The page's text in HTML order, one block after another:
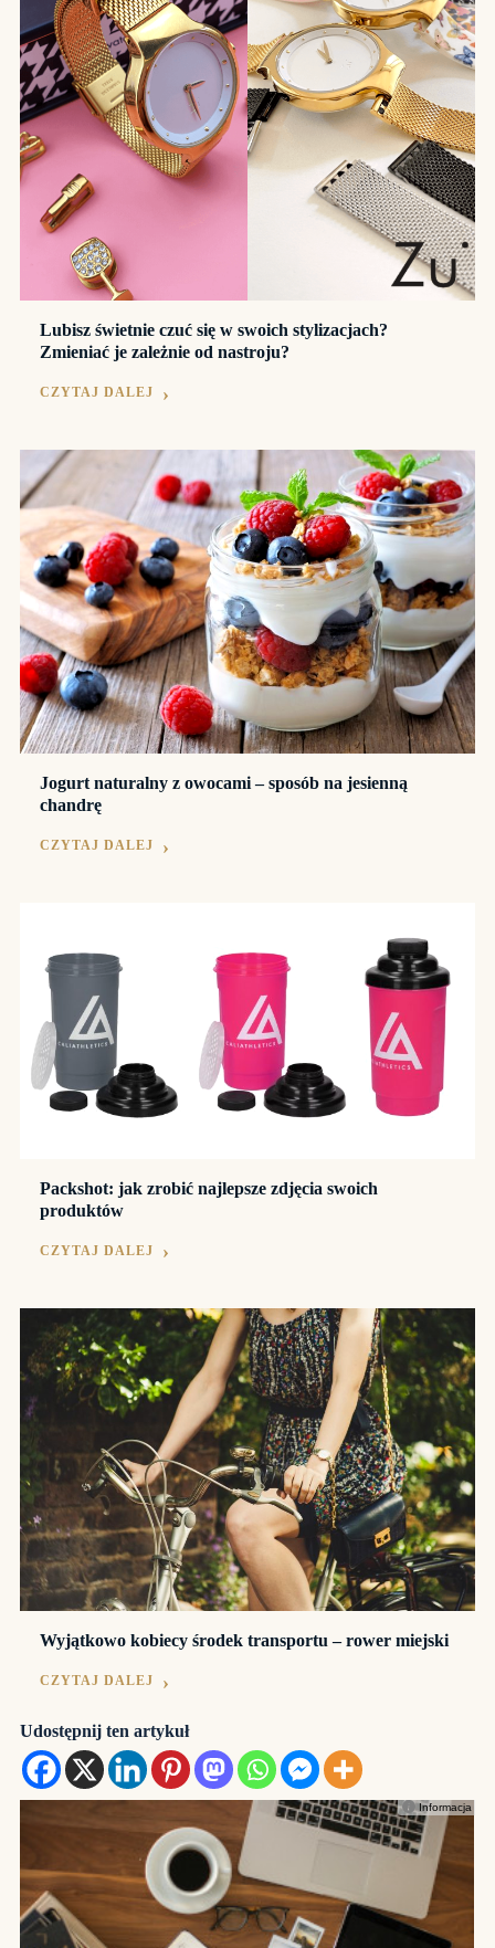
Lubisz świetnie czuć się w swoich stylizacjach?
Zmieniać je zależnie od nastroju?
CZYTAJ DALEJ
Jogurt naturalny z owocami – sposób na jesienną
chandrę
CZYTAJ DALEJ
Packshot: jak zrobić najlepsze zdjęcia swoich
produktów
CZYTAJ DALEJ
Wyjątkowo kobiecy środek transportu – rower miejski
CZYTAJ DALEJ
Udostępnij ten artykuł